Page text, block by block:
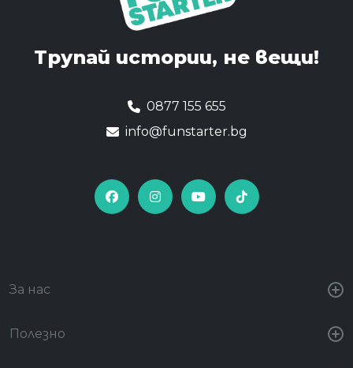
Трупай истории, не вещи!
0877 155 655
info@funstarter.bg
За нас
Полезно